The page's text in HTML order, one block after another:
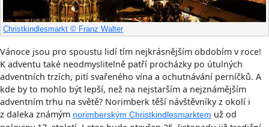
Christkindlesmarkt © Franz Walter
Vánoce jsou pro spoustu lidí tím nejkrásnějším obdobím v roce!
K adventu také neodmyslitelně patří procházky po útulných
adventních trzích, pití svařeného vína a ochutnávání perníčků. A
kde by to mohlo být lepší, než na nejstarším a nejznámějším
adventním trhu na světě? Norimberk těší návštěvníky z okolí i
z daleka známým norimberským Christkindlesmarktem už od